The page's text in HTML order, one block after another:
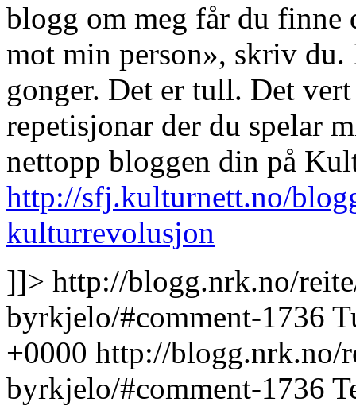
blogg om meg får du finne
mot min person», skriv du.
gonger. Det er tull. Det
repetisjonar der du spelar
nettopp bloggen din på
http://sfj.kulturnett.no/
kulturrevolusjon
]]> http://blogg.nrk.no/
byrkjelo/#comment-1736
+0000 http://blogg.nrk.no/
byrkjelo/#comment-1736